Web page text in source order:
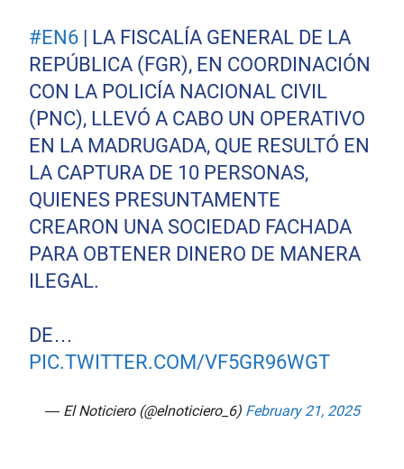
#EN6 | LA FISCALÍA GENERAL DE LA
REPÚBLICA (FGR), EN COORDINACIÓN
CON LA POLICÍA NACIONAL CIVIL
(PNC), LLEVÓ A CABO UN OPERATIVO
EN LA MADRUGADA, QUE RESULTÓ EN
LA CAPTURA DE 10 PERSONAS,
QUIENES PRESUNTAMENTE
CREARON UNA SOCIEDAD FACHADA
PARA OBTENER DINERO DE MANERA
ILEGAL.
DE…
PIC.TWITTER.COM/VF5GR96WGT
— El Noticiero (@elnoticiero_6) February 21, 2025